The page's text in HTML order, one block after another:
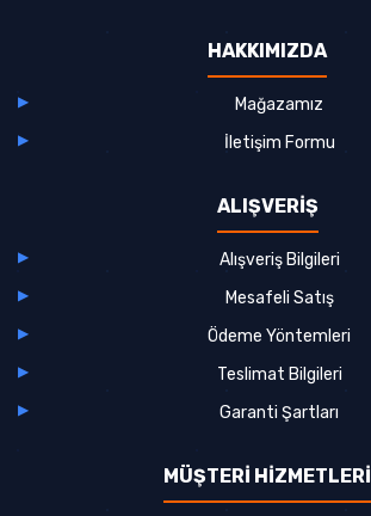
HAKKIMIZDA
Mağazamız
İletişim Formu
ALIŞVERİŞ
Alışveriş Bilgileri
Mesafeli Satış
Ödeme Yöntemleri
Teslimat Bilgileri
Garanti Şartları
MÜŞTERİ HİZMETLERİ